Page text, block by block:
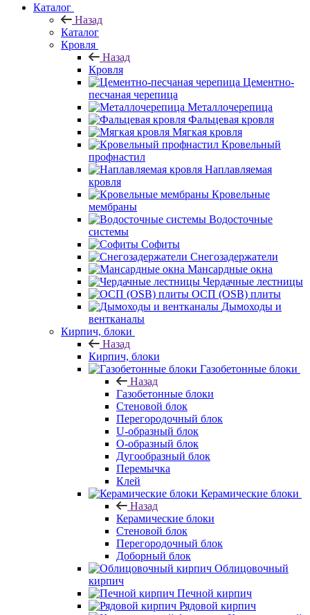
Каталог
Назад
Каталог
Кровля
Назад
Кровля
Цементно-
песчаная черепица
Металлочерепица
Фальцевая кровля
Мягкая кровля
Кровельный
профнастил
Наплавляемая
кровля
Кровельные
мембраны
Водосточные
системы
Софиты
Снегозадержатели
Мансардные окна
Чердачные лестницы
ОСП (OSB) плиты
Дымоходы и
вентканалы
Кирпич, блоки
Назад
Кирпич, блоки
Газобетонные блоки
Назад
Газобетонные блоки
Стеновой блок
Перегородочный блок
U-образный блок
О-образный блок
Дугообразный блок
Перемычка
Клей
Керамические блоки
Назад
Керамические блоки
Стеновой блок
Перегородочный блок
Доборный блок
Облицовочный
кирпич
Печной кирпич
Рядовой кирпич